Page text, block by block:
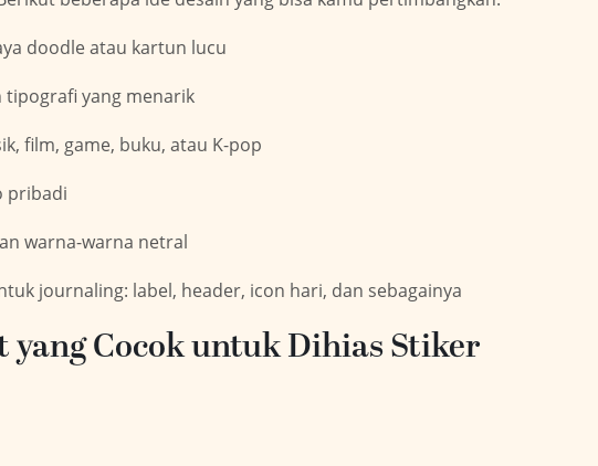
doodle atau kartun lucu
tipografi yang menarik
film, game, buku, atau K-pop
pribadi
warna-warna netral
journaling: label, header, icon hari, dan sebagainya
Cocok untuk Dihias Stiker